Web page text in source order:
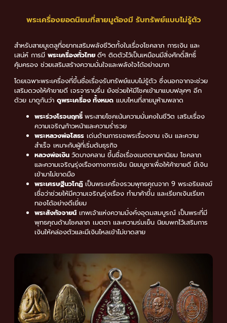
พระเครื่องยอดนิยมที่สายมูต้องมี รับทรัพย์แบบไม่รู้ตัว
สำหรับสายมูเตลูที่อยากเสริมพลังชีวิตทั้งในเรื่องโชคลาภ การเงิน และ
เสน่ห์ การมี พระเครื่องทั่วไทย ดีๆ ติดตัวไว้เป็นเหมือนมีสิ่งศักดิ์สิทธิ์
คุ้มครอง ช่วยเสริมสร้างความมั่นใจและพลังใจได้อย่างมาก
โดยเฉพาะพระเครื่องที่ขึ้นชื่อเรื่องรับทรัพย์แบบไม่รู้ตัว ซึ่งนอกจากจะช่วย
เสริมดวงให้ค้าขายดี เจรจาราบรื่น ยังช่วยให้มีโชคเข้ามาแบบฟลุคๆ อีก
ด้วย มาดูกันว่า ดูพระเครื่อง ทั้งหมด แบบไหนที่สายมูห้ามพลาด
พระร่วงโรจนฤทธิ์ พระสายโชคเน้นความมั่นคงในชีวิต เสริมเรื่อง
ความเจริญก้าวหน้าและความร่ำรวย
พระหลวงพ่อโสธร เด่นด้านการขอพรเรื่องงาน เงิน และความ
สำเร็จ เหมาะกับผู้ที่เริ่มต้นธุรกิจ
หลวงพ่อเงิน วัดบางคลาน ขึ้นชื่อเรื่องเมตตามหานิยม โชคลาภ
และความเจริญรุ่งเรืองทางการเงิน นิยมบูชาเพื่อให้ค้าขายดี มีเงิน
เข้ามาไม่ขาดมือ
พระเศรษฐีนวโกฏิ เป็นพระเครื่องรวมพุทธคุณจาก 9 พระอริยสงฆ์
เชื่อว่าช่วยให้มีความเจริญรุ่งเรือง ทำมาค้าขึ้น และเรียกเงินเรียก
ทองได้อย่างดีเยี่ยม
พระสังกัจจายน์ เทพเจ้าแห่งความมั่งคั่งอุดมสมบูรณ์ เป็นพระที่มี
พุทธคุณด้านโชคลาภ เมตตา และความร่มเย็น นิยมพกไว้เสริมการ
เงินให้คล่องตัวและมีเงินไหลเข้าไม่ขาดสาย